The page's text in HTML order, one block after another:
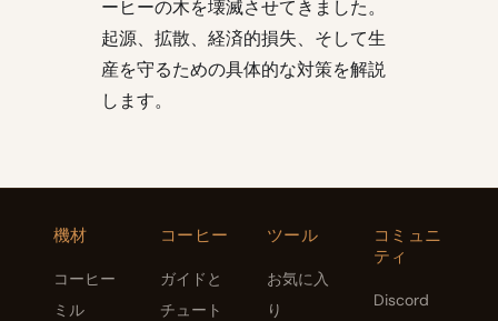
ーヒーの木を壊滅させてきました。
起源、拡散、経済的損失、そして生
産を守るための具体的な対策を解説
します。
機材
コーヒー
ミル
コーヒー
ガイドと
チュート
ツール
お気に入
り
コミュニ
ティ
Discord